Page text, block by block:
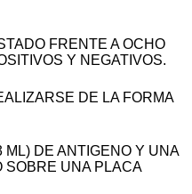
FRENTE A OCHO
Y NEGATIVOS.
DE LA FORMA
ML) DE ANTIGENO Y UNA
SOBRE UNA PLACA